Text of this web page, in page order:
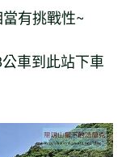
有挑戰性~
車到此站下車